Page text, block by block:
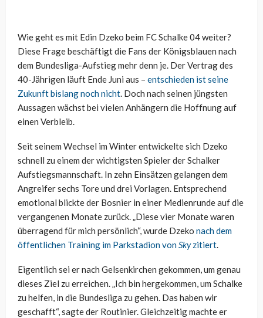
Wie geht es mit Edin Dzeko beim FC Schalke 04 weiter?
Diese Frage beschäftigt die Fans der Königsblauen nach
dem Bundesliga-Aufstieg mehr denn je. Der Vertrag des
40-Jährigen läuft Ende Juni aus – entschieden ist seine
Zukunft bislang noch nicht. Doch nach seinen jüngsten
Aussagen wächst bei vielen Anhängern die Hoffnung auf
einen Verbleib.
Seit seinem Wechsel im Winter entwickelte sich Dzeko
schnell zu einem der wichtigsten Spieler der Schalker
Aufstiegsmannschaft. In zehn Einsätzen gelangen dem
Angreifer sechs Tore und drei Vorlagen. Entsprechend
emotional blickte der Bosnier in einer Medienrunde auf die
vergangenen Monate zurück. „Diese vier Monate waren
überragend für mich persönlich“, wurde Dzeko nach dem
öffentlichen Training im Parkstadion vonSkyzitiert.
Eigentlich sei er nach Gelsenkirchen gekommen, um genau
dieses Ziel zu erreichen. „Ich bin hergekommen, um Schalke
zu helfen, in die Bundesliga zu gehen. Das haben wir
geschafft“, sagte der Routinier. Gleichzeitig machte er